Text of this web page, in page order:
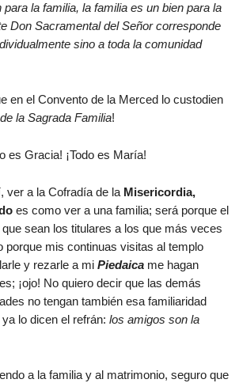
para la familia, la familia es un bien para la
Don Sacramental del Señor corresponde
sino a toda la comunidad
en el Convento de la Merced lo custodien
la Sagrada Familia!
es Gracia! ¡Todo es María!
ver a la Cofradía de la Misericordia,
es como ver a una familia; será porque el
sean los titulares a los que más veces
porque mis continuas visitas al templo
y rezarle a mi Piedaica me hagan
¡ojo! No quiero decir que las demás
no tengan también esa familiaridad
lo dicen el refrán: los amigos son la
a la familia y al matrimonio, seguro que